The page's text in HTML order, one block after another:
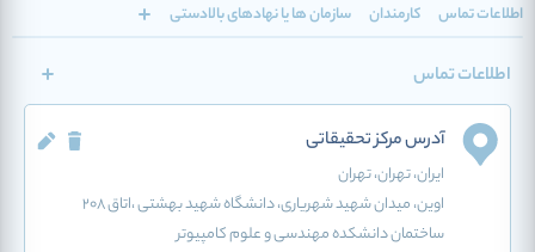
اطلاعات تماس کارمندان سازمان ها یا نهادهای بالادستی
اطلاعات تماس
آدرس مرکز تحقیقاتی
ایران، تهران، تهران
اوین، ميدان شهيد شهرياری، دانشگاه شهید بهشتی ،اتاق 208
ساختمان دانشکده مهندسی و علوم کامپیوتر